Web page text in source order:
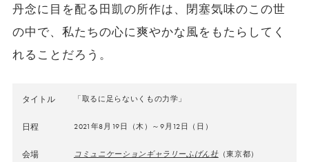
丹念に目を配る田凱の所作は、閉塞気味のこの世
の中で、私たちの心に爽やかな風をもたらしてく
れることだろう。
タイトル 「取るに足らないくもの力学」
日程 2021年8月19日（木）～9月12日（日）
会場 コミュニケーションギャラリーふげん社（東京都）